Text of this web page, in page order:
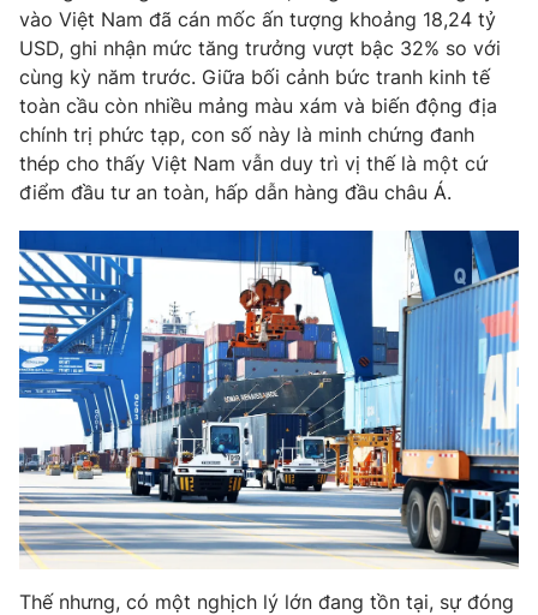
vào Việt Nam đã cán mốc ấn tượng khoảng 18,24 tỷ
USD, ghi nhận mức tăng trưởng vượt bậc 32% so với
cùng kỳ năm trước. Giữa bối cảnh bức tranh kinh tế
toàn cầu còn nhiều mảng màu xám và biến động địa
chính trị phức tạp, con số này là minh chứng đanh
thép cho thấy Việt Nam vẫn duy trì vị thế là một cứ
điểm đầu tư an toàn, hấp dẫn hàng đầu châu Á.
Thế nhưng, có một nghịch lý lớn đang tồn tại, sự đóng